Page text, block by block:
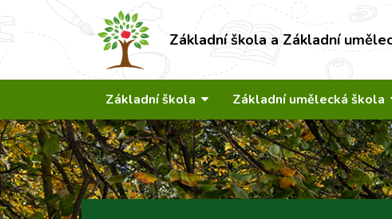
Základní škola a Základní
Základní škola Základní umělecká škola